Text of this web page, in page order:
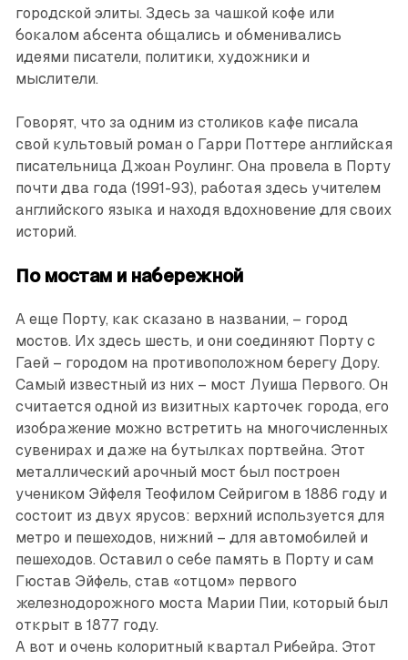
городской элиты. Здесь за чашкой кофе или
бокалом абсента общались и обменивались
идеями писатели, политики, художники и
мыслители.
Говорят, что за одним из столиков кафе писала
свой культовый роман о Гарри Поттере английская
писательница Джоан Роулинг. Она провела в Порту
почти два года (1991-93), работая здесь учителем
английского языка и находя вдохновение для своих
историй.
По мостам и набережной
А еще Порту, как сказано в названии, – город
мостов. Их здесь шесть, и они соединяют Порту с
Гаей – городом на противоположном берегу Дору.
Самый известный из них – мост Луиша Первого. Он
считается одной из визитных карточек города, его
изображение можно встретить на многочисленных
сувенирах и даже на бутылках портвейна. Этот
металлический арочный мост был построен
учеником Эйфеля Теофилом Сейригом в 1886 году и
состоит из двух ярусов: верхний используется для
метро и пешеходов, нижний – для автомобилей и
пешеходов. Оставил о себе память в Порту и сам
Гюстав Эйфель, став «отцом» первого
железнодорожного моста Марии Пии, который был
открыт в 1877 году.
А вот и очень колоритный квартал Рибейра. Этот